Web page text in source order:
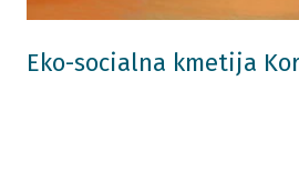
Eko-socialna kmetija